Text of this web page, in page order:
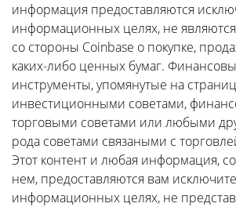
информация предоставляются
информационных целях, не
со стороны Coinbase о покупке,
каких-либо ценных бумаг.
инструменты, упомянутые на
инвестиционными советами,
торговыми советами или любыми
рода советами связаными с
Этот контент и любая информация,
нем, предоставляются вам
информационных целях, не